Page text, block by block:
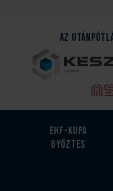
Az
EHF-Kupa
győztes